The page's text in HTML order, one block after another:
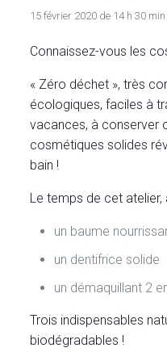
15 février 2020 de 14 h 30 min
Connaissez-vous les
« Zéro déchet », très
écologiques, faciles à
vacances, à conserver
cosmétiques solides
bain !
Le temps de cet atelier,
un baume
un dentifrice solide
un démaquillant 2
Trois indispensables
biodégradables !